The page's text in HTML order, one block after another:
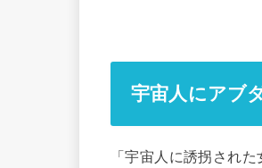
宇宙人にアブ
「宇宙人に誘拐され